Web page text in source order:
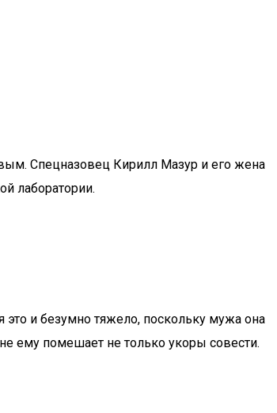
Спецназовец Кирилл Мазур и его жена
лаборатории.
это и безумно тяжело, поскольку мужа она
ему помешает не только укоры совести.